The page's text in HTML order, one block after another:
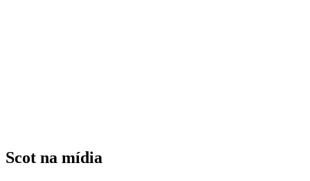
Scot na mídia